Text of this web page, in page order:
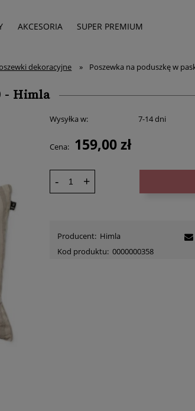
AKCESORIA SUPER PREMIUM
dekoracyjne » Poszewka na poduszkę w
- Himla
Wysyłka w: 7-14 dni
Cena: 159,00 zł
- +
Producent: Himla
Kod produktu: 0000000358